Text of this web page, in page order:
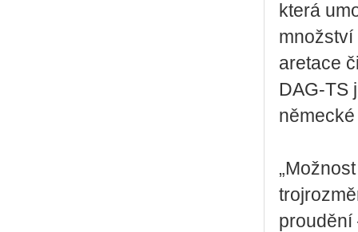
která
aretace
DAG-TS
proudění